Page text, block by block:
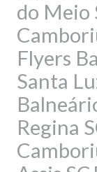
do Meio
Flyers
Santa
Regina